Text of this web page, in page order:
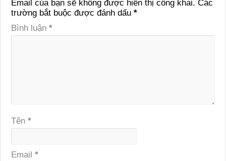
Email của bạn sẽ không được hiển thị công khai. Các
trường bắt buộc được đánh dấu*
Bình luận*
Tên*
Email*